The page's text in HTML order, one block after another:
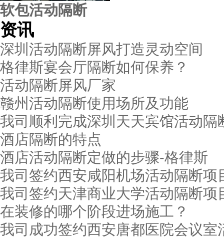
软包活动隔断
资讯
深圳活动隔断屏风打造灵动空间
格律斯宴会厅隔断如何保养？
活动隔断屏风厂家
赣州活动隔断使用场所及功能
我司顺利完成深圳天天宾馆活动隔
酒店隔断的特点
酒店活动隔断定做的步骤-格律斯
我司签约西安咸阳机场活动隔断项
我司签约天津商业大学活动隔断项
在装修的哪个阶段进场施工？
我司成功签约西安唐都医院会议室